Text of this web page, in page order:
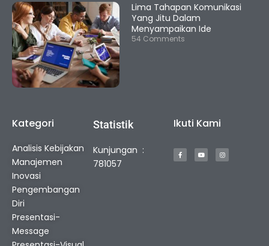
Lima Tahapan Komunikasi
Yang Jitu Dalam
Menyampaikan Ide
54 Comments
Kategori
Analisis Kebijakan
Manajemen
Inovasi
Pengembangan
Diri
Presentasi-
Message
Statistik
Kunjungan :
781057
Ikuti Kami
a
c
e
o
u
t
n
s
t